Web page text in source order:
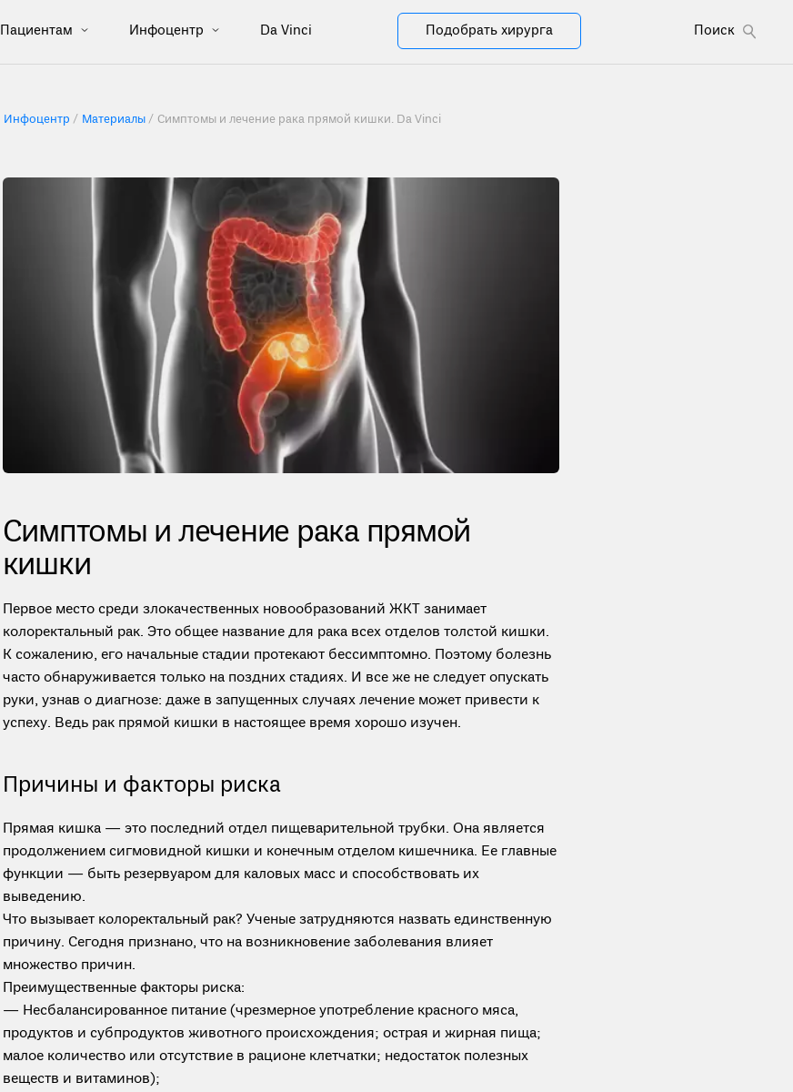
Пациентам Инфоцентр Da Vinci Подобрать хирурга Поиск
Инфоцентр Материалы Симптомы и лечение рака прямой кишки. Da Vinci
Симптомы и лечение рака прямой
кишки
Первое место среди злокачественных новообразований ЖКТ занимает
колоректальный рак. Это общее название для рака всех отделов толстой кишки.
К сожалению, его начальные стадии протекают бессимптомно. Поэтому болезнь
часто обнаруживается только на поздних стадиях. И все же не следует опускать
руки, узнав о диагнозе: даже в запущенных случаях лечение может привести к
успеху. Ведь рак прямой кишки в настоящее время хорошо изучен.
Причины и факторы риска
Прямая кишка — это последний отдел пищеварительной трубки. Она является
продолжением сигмовидной кишки и конечным отделом кишечника. Ее главные
функции — быть резервуаром для каловых масс и способствовать их
выведению.
Что вызывает колоректальный рак? Ученые затрудняются назвать единственную
причину. Сегодня признано, что на возникновение заболевания влияет
множество причин.
Преимущественные факторы риска:
— Несбалансированное питание (чрезмерное употребление красного мяса,
продуктов и субпродуктов животного происхождения; острая и жирная пища;
малое количество или отсутствие в рационе клетчатки; недостаток полезных
веществ и витаминов);